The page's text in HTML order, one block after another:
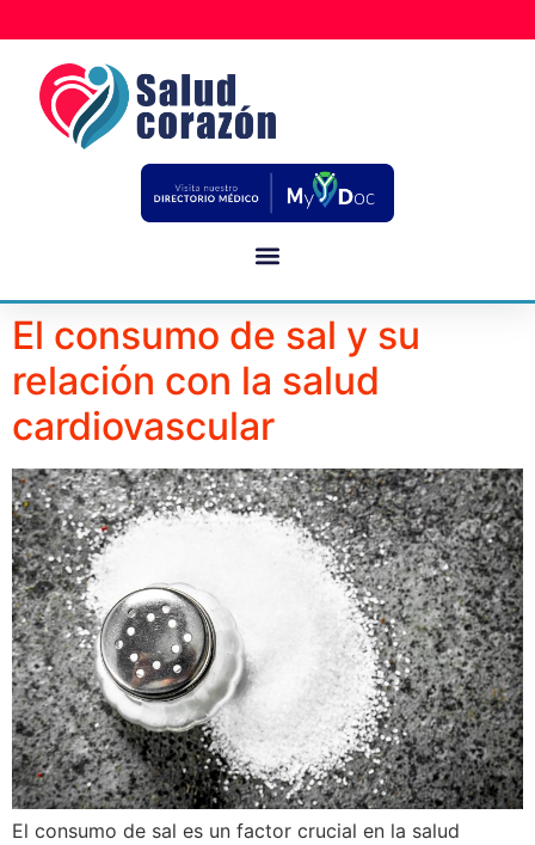
El consumo de sal y su
relación con la salud
cardiovascular
El consumo de sal es un factor crucial en la salud